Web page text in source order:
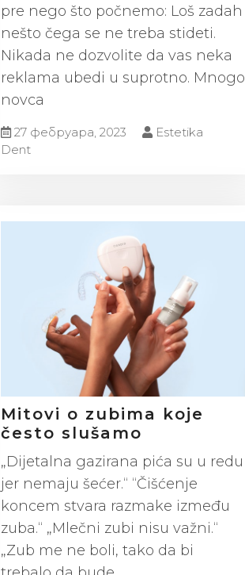
pre nego što počnemo: Loš zadah
nešto čega se ne treba stideti.
Nikada ne dozvolite da vas neka
reklama ubedi u suprotno. Mnogo
novca
27 фебруара, 2023
Estetika
Dent
Mitovi o zubima koje
često slušamo
„Dijetalna gazirana pića su u redu
jer nemaju šećer.“ “Čišćenje
koncem stvara razmake između
zuba.“ „Mlečni zubi nisu važni.“
„Zub me ne boli, tako da bi